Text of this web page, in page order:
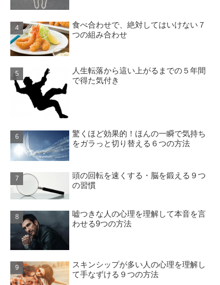
食べ合わせで、絶対してはいけない７
つの組み合わせ
人生転落から這い上がるまでの５年間
で得た気付き
驚くほど効果的！ほんの一瞬で気持ち
をガラっと切り替える６つの方法
頭の回転を速くする・脳を鍛える９つ
の習慣
嘘つきな人の心理を理解して本音を言
わせる9つの方法
スキンシップが多い人の心理を理解し
て手なずける９つの方法